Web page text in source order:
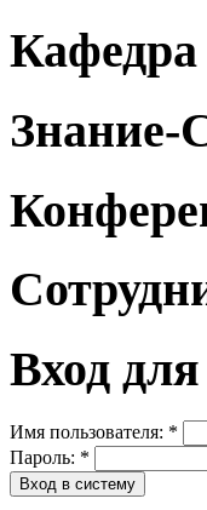
Знание-
Вход
Имя пользователя: *
Пароль: *